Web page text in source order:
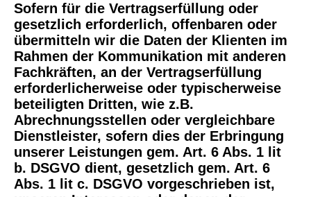
Sofern für die Vertragserfüllung oder
gesetzlich erforderlich, offenbaren oder
übermitteln wir die Daten der Klienten im
Rahmen der Kommunikation mit anderen
Fachkräften, an der Vertragserfüllung
erforderlicherweise oder typischerweise
beteiligten Dritten, wie z.B.
Abrechnungsstellen oder vergleichbare
Dienstleister, sofern dies der Erbringung
unserer Leistungen gem. Art. 6 Abs. 1 lit
b. DSGVO dient, gesetzlich gem. Art. 6
Abs. 1 lit c. DSGVO vorgeschrieben ist,